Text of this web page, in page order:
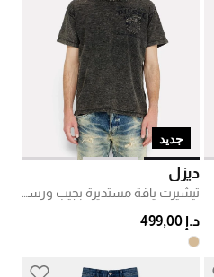
جديد
ديزل
د.إ 499,00